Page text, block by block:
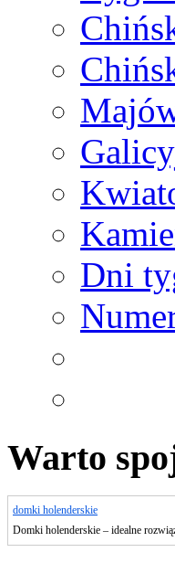
Dni
Warto
domki holenderskie
Domki holenderskie – idealne